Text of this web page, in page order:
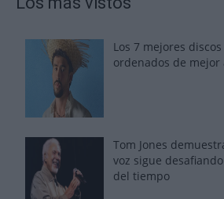
Los 7 mejores
ordenados de mejor
Tom Jones
voz sigue
del tiempo